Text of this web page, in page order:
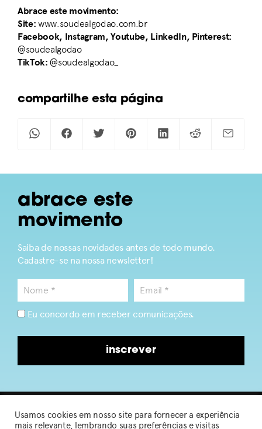
Abrace este movimento:
Site: www.soudealgodao.com.br
Facebook, Instagram, Youtube, LinkedIn, Pinterest:
@soudealgodao
TikTok: @soudealgodao_
compartilhe esta página
abrace este
movimento
Saiba de nossas novidades antes de todo mundo.
Cadastre-se na nossa newsletter!
Eu concordo em receber comunicações.
inscrever
2026 © Sou de Algodão
Usamos cookies em nosso site para fornecer a experiência
mais relevante, lembrando suas preferências e visitas